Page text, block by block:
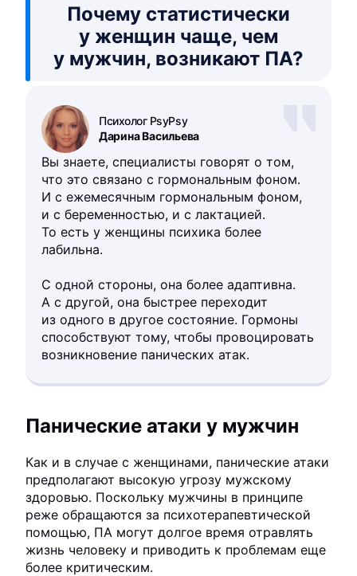
Почему статистически
у женщин чаще, чем
у мужчин, возникают ПА?
Дарина Васильева
Психолог PsyPsy
Вы знаете, специалисты говорят о том,
что это связано с гормональным фоном.
И с ежемесячным гормональным фоном,
и с беременностью, и с лактацией.
То есть у женщины психика более
лабильна.
С одной стороны, она более адаптивна.
А с другой, она быстрее переходит
из одного в другое состояние. Гормоны
способствуют тому, чтобы провоцировать
возникновение панических атак.
Панические атаки у мужчин
Как и в случае с женщинами, панические атаки
предполагают высокую угрозу мужскому
здоровью. Поскольку мужчины в принципе
реже обращаются за психотерапевтической
помощью, ПА могут долгое время отравлять
жизнь человеку и приводить к проблемам еще
более критическим.